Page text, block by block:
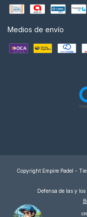
Medios de envío
Copyright Empire Padel -
Defensa de las y